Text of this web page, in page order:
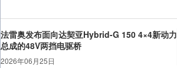
法雷奥发布面向达契亚Hybrid-G 150 4×4新动力
总成的48V两挡电驱桥
2026年06月25日